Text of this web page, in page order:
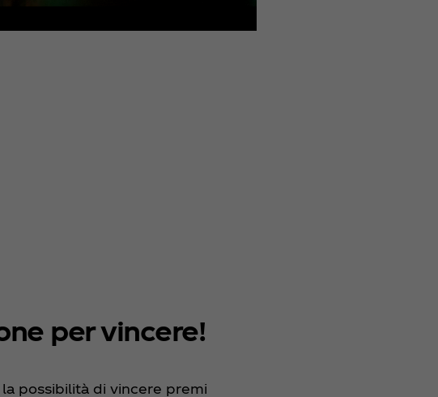
per vincere!
possibilità di vincere premi